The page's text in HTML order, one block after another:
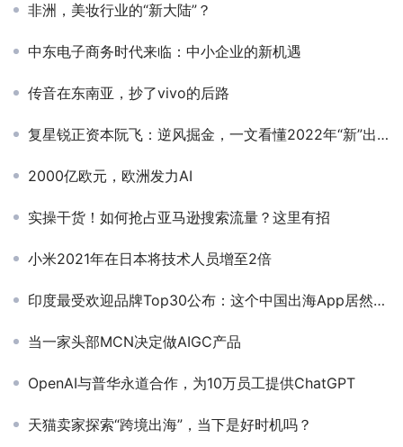
非洲，美妆行业的“新大陆”？
中东电子商务时代来临：中小企业的新机遇
传音在东南亚，抄了vivo的后路
复星锐正资本阮飞：逆风掘金，一文看懂2022年“新”出海流量红利
2000亿欧元，欧洲发力AI
实操干货！如何抢占亚马逊搜索流量？这里有招
小米2021年在日本将技术人员增至2倍
印度最受欢迎品牌Top30公布：这个中国出海App居然超越Tik Tok 位列第16
当一家头部MCN决定做AIGC产品
OpenAI与普华永道合作，为10万员工提供ChatGPT
天猫卖家探索“跨境出海”，当下是好时机吗？